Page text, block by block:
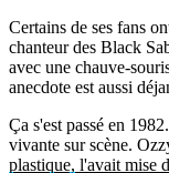
Certains de ses fans
chanteur des Black
avec une chauve-
anecdote est aussi
Ça s'est passé en
vivante sur scène.
plastique, l'avait mise